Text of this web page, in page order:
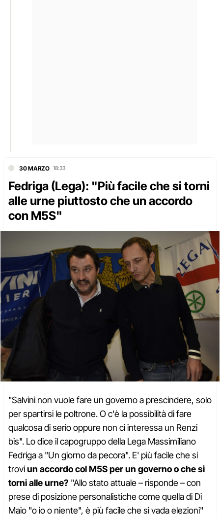
30 MARZO 18:33
Fedriga (Lega): "Più facile che si torni
alle urne piuttosto che un accordo
con M5S"
"Salvini non vuole fare un governo a prescindere, solo
per spartirsi le poltrone. O c'è la possibilità di fare
qualcosa di serio oppure non ci interessa un Renzi
bis". Lo dice il capogruppo della Lega Massimiliano
Fedriga a "Un giorno da pecora". E' più facile che si
troviun accordo col M5S per un governo o che si
torni alle urne? "Allo stato attuale – risponde – con
prese di posizione personalistiche come quella di Di
Maio "o io o niente", è più facile che si vada elezioni"